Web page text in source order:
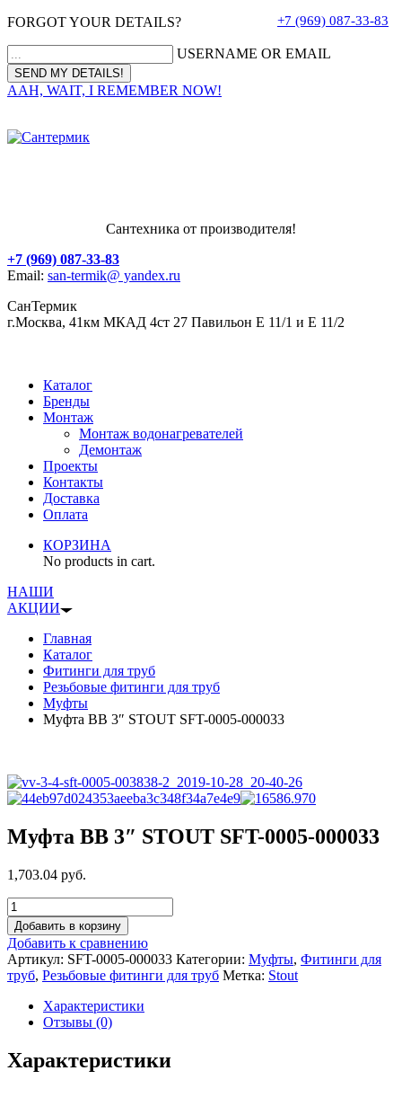
FORGOT YOUR DETAILS?
USERNAME OR EMAIL
AAH, WAIT, I REMEMBER NOW!
+7 (969) 087-33-83
Сантехника от производителя!
+7 (969) 087-33-83
Email: san-termik@ yandex.ru
СанТермик
г.Москва, 41км МКАД 4ст 27 Павильон Е 11/1 и Е 11/2
Каталог
Бренды
Монтаж
Монтаж водонагревателей
Демонтаж
Проекты
Контакты
Доставка
Оплата
КОРЗИНА
No products in cart.
НАШИ
АКЦИИ
Главная
Каталог
Фитинги для труб
Резьбовые фитинги для труб
Муфты
Муфта ВВ 3″ STOUT SFT-0005-000033
Муфта ВВ 3″ STOUT SFT-0005-000033
1,703.04 руб.
Добавить в корзину
Добавить к сравнению
Артикул: SFT-0005-000033 Категории: Муфты, Фитинги для
труб, Резьбовые фитинги для труб Метка: Stout
Характеристики
Отзывы (0)
Характеристики